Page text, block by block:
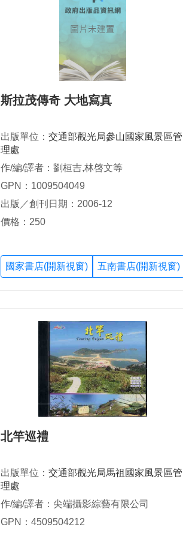
斯拉茂傳奇 大地寫真
出版單位： 交通部觀光局參山國家風景區管
理處
作/編/譯者：劉桓吉,林啓文等
GPN：1009504049
出版／創刊日期：2006-12
價格：250
國家書店(開新視窗) 五南書店(開新視窗)
北竿巡禮
出版單位： 交通部觀光局馬祖國家風景區管
理處
作/編/譯者：尖端攝影綜藝有限公司
GPN：4509504212